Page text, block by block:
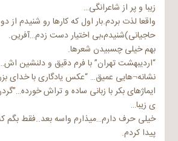
زیبا و پر از شاعرانگی…
واقعا لذت بردم.بار اول که کارها رو شنیدم از
حاجیانی)شنیدم،بی اختیار دست زدم…آفرین.
بهم خیلی چسبیدن شعرها.
“اردیبهشت تهران” با فرم دقیق و دلنشین
نشانه¬هایی عمیق… “عکس یادگاری با خدای
ایماژهای بکر با زبانی ساده و تراش
ی زیبا…
خیلی حرف دارم…میذارم واسه بعد..فقط بگم
پیدا کردم.